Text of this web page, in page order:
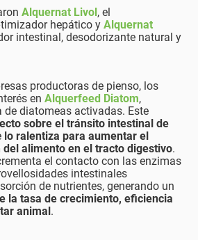
Alquernat Livol , el
hepático y Alquernat
intestinal, desodorizante natural y
productoras de pienso, los
en Alquerfeed Diatom,
de diatomeas activadas. Este
sobre el tránsito intestinal de
lo ralentiza para aumentar el
alimento en el tracto digestivo.
el contacto con las enzimas
intestinales
de nutrientes, generando un
la tasa de crecimiento, eficiencia
animal .